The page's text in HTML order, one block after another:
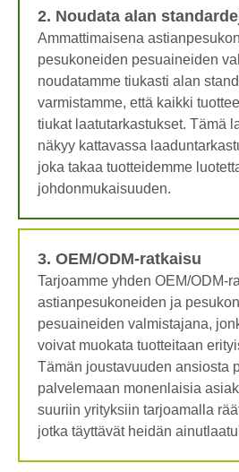
2. Noudata alan
Ammattimaisena
pesukoneiden pesuaineiden
noudatamme tiukasti alan
varmistamme, että kaikki
tiukat laatutarkastukset. Tämä
näkyy kattavassa
joka takaa tuotteidemme
johdonmukaisuuden.
3. OEM/ODM-ratkaisu
Tarjoamme yhden OEM/ODM-
astianpesukoneiden ja
pesuaineiden valmistajana,
voivat muokata tuotteitaan
Tämän joustavuuden ansiosta
palvelemaan monenlaisia
suuriin yrityksiin tarjoamalla
jotka täyttävät heidän